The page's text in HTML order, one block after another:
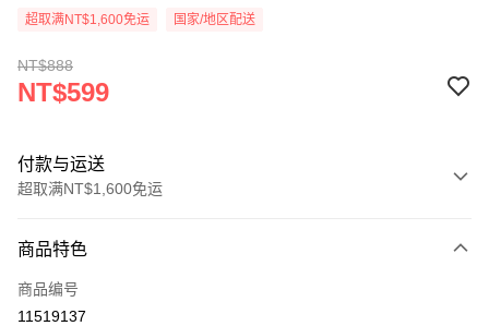
超取满NT$1,600免运 国家/地区配送
NT$888
NT$599
付款与运送
超取满NT$1,600免运
信用卡一次付款
超商取货付款
商品特色
商品编号
11519137